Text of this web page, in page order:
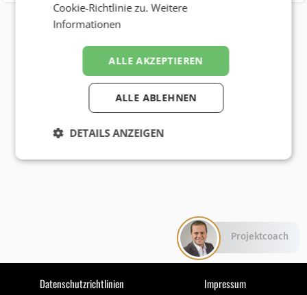
Datenschutzrichtlinien Impressum
Cookie-Richtlinie zu.Weitere
Informationen
ALLE AKZEPTIEREN
ALLE ABLEHNEN
DETAILS ANZEIGEN
Projektcoach